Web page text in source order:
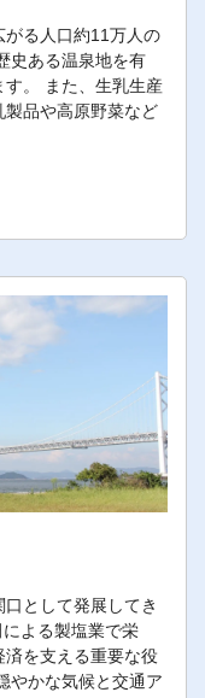
る人口約11万人の
史ある温泉地を有
す。 また、生乳生産
品や高原野菜など
として発展してき
よる製塩業で栄
済を支える重要な役
やかな気候と交通ア